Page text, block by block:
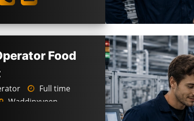
Food
Full time
Waddinxveen